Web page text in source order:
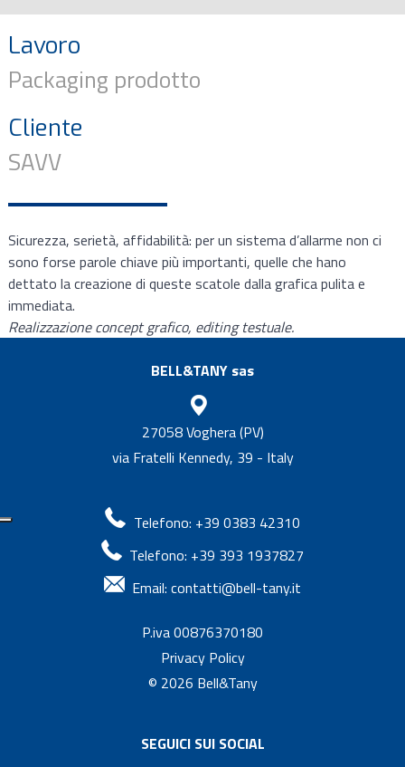
Lavoro
Packaging prodotto
Cliente
SAVV
Sicurezza, serietà, affidabilità: per un sistema d’allarme non ci
sono forse parole chiave più importanti, quelle che hano
dettato la creazione di queste scatole dalla grafica pulita e
immediata.
Realizzazione concept grafico, editing testuale.
BELL&TANY sas
27058 Voghera (PV)
via Fratelli Kennedy, 39 - Italy
Telefono: +39 0383 42310
Telefono: +39 393 1937827
Email:contatti@bell-tany.it
P.iva 00876370180
Privacy Policy
© 2026 Bell&Tany
SEGUICI SUI SOCIAL